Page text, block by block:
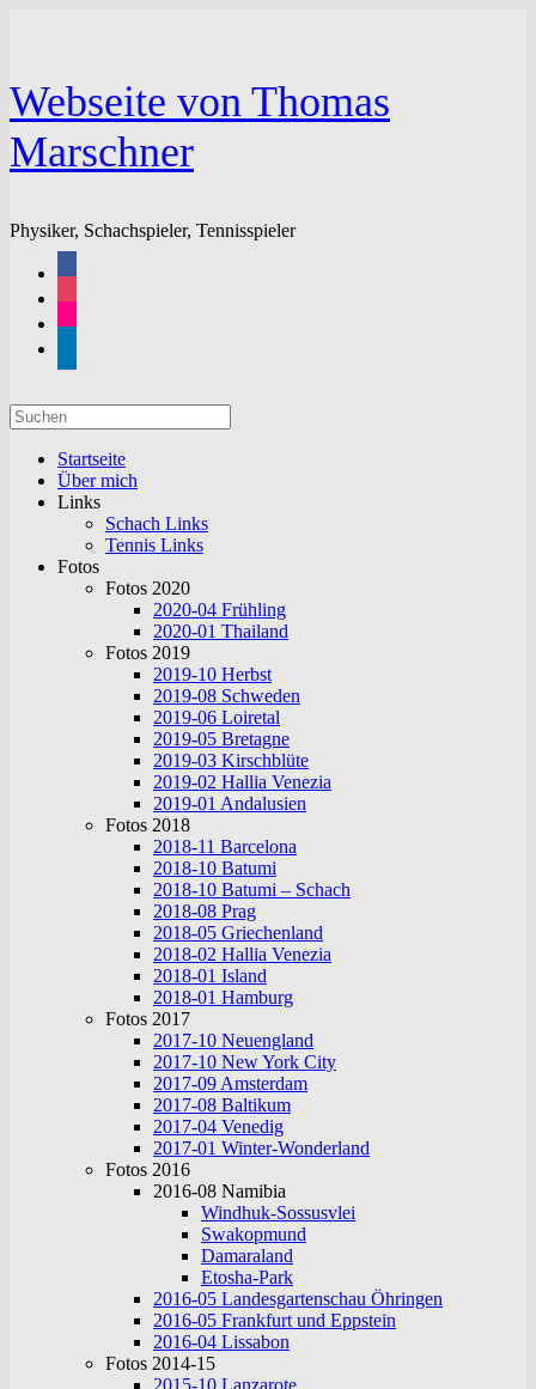
Webseite von Thomas
Marschner
Physiker, Schachspieler, Tennisspieler
Suchen
nach:
Startseite
Über mich
Links
Schach Links
Tennis Links
Fotos
Fotos 2020
2020-04 Frühling
2020-01 Thailand
Fotos 2019
2019-10 Herbst
2019-08 Schweden
2019-06 Loiretal
2019-05 Bretagne
2019-03 Kirschblüte
2019-02 Hallia Venezia
2019-01 Andalusien
Fotos 2018
2018-11 Barcelona
2018-10 Batumi
2018-10 Batumi – Schach
2018-08 Prag
2018-05 Griechenland
2018-02 Hallia Venezia
2018-01 Island
2018-01 Hamburg
Fotos 2017
2017-10 Neuengland
2017-10 New York City
2017-09 Amsterdam
2017-08 Baltikum
2017-04 Venedig
2017-01 Winter-Wonderland
Fotos 2016
2016-08 Namibia
Windhuk-Sossusvlei
Swakopmund
Damaraland
Etosha-Park
2016-05 Landesgartenschau Öhringen
2016-05 Frankfurt und Eppstein
2016-04 Lissabon
Fotos 2014-15
2015-10 Lanzarote